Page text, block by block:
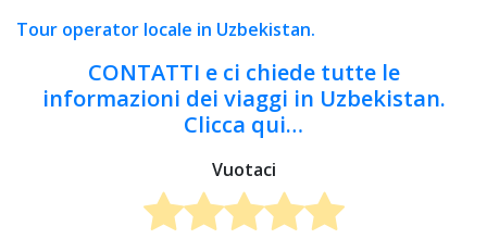
Tour operator locale in Uzbekistan.
CONTATTI e ci chiede tutte le
informazioni dei viaggi in Uzbekistan.
Clicca qui…
Vuotaci